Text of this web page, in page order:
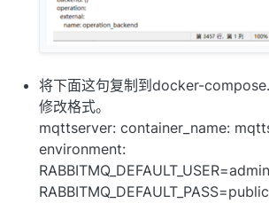
将下面这句复制到docker-
修改格式。
mqttserver: container_name:
environment:
RABBITMQ_DEFAULT_USER=admin
RABBITMQ_DEFAULT_PASS=public